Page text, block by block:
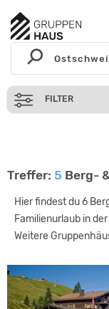
FILTER
Treffer: 5 Berg-
Hier findest du 6
Familienurlaub in
Weitere